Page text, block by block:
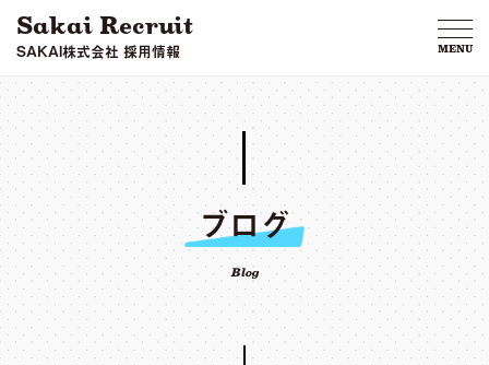
Sakai Recruit
SAKAI株式会社 採用情報 MENU
ブログ
Blog